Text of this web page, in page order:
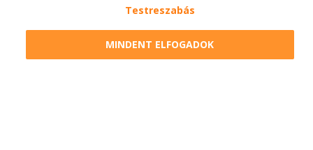
2010-2026 Copyright - Falatozz.hu - Diston-line Kft.
Testreszabás
MINDENT ELFOGADOK